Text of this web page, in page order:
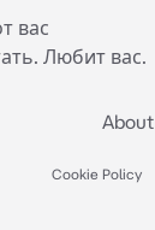
вас
Любит вас.
About
Cookie Policy